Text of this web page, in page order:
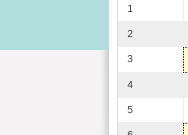
1
2
3
4
5